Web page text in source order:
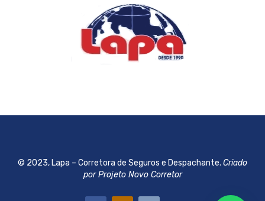
© 2023, Lapa – Corretora de Seguros e Despachante. Criado
por Projeto Novo Corretor